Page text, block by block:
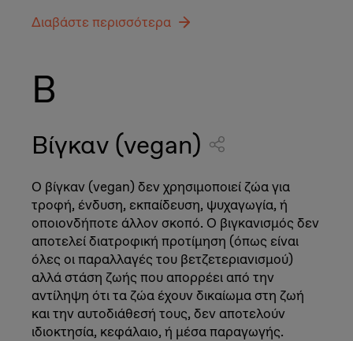
Διαβάστε περισσότερα
Β
Βίγκαν (vegan)
Ο βίγκαν (vegan) δεν χρησιμοποιεί ζώα για
τροφή, ένδυση, εκπαίδευση, ψυχαγωγία, ή
οποιονδήποτε άλλον σκοπό. Ο βιγκανισμός δεν
αποτελεί διατροφική προτίμηση (όπως είναι
όλες οι παραλλαγές του βετζετεριανισμού)
αλλά στάση ζωής που απορρέει από την
αντίληψη ότι τα ζώα έχουν δικαίωμα στη ζωή
και την αυτοδιάθεσή τους, δεν αποτελούν
ιδιοκτησία, κεφάλαιο, ή μέσα παραγωγής.